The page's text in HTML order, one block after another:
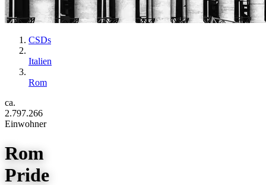
CSDs
Italien
Rom
ca.
2.797.266
Einwohner
Rom
Pride